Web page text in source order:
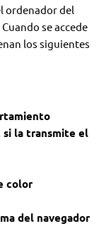
ordenador del
se accede
los siguientes
si la transmite el
color
del navegador